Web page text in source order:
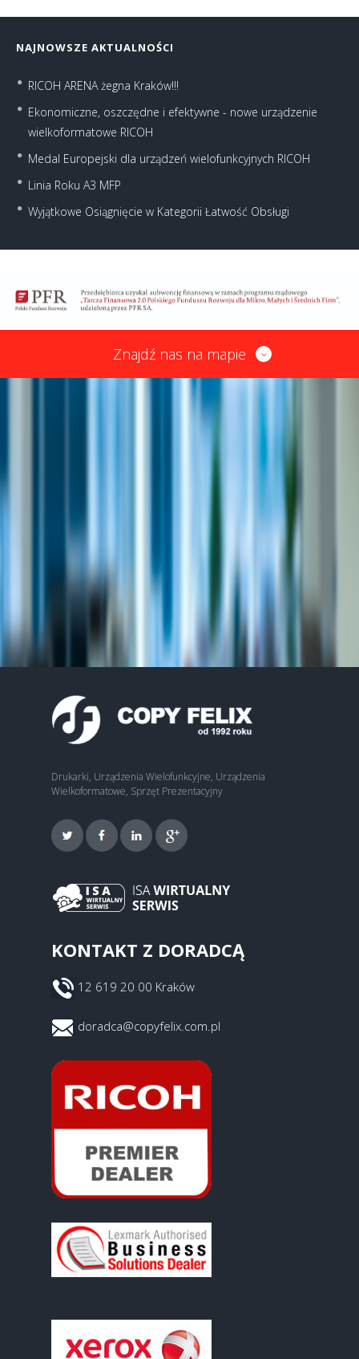
NAJNOWSZE AKTUALNOŚCI
RICOH ARENA żegna Kraków!!!
Ekonomiczne, oszczędne i efektywne - nowe urządzenie
wielkoformatowe RICOH
Medal Europejski dla urządzeń wielofunkcyjnych RICOH
Linia Roku A3 MFP
Wyjątkowe Osiągnięcie w Kategorii Łatwość Obsługi
Znajdź nas na mapie
Drukarki, Urządzenia Wielofunkcyjne, Urządzenia
Wielkoformatowe, Sprzęt Prezentacyjny
KONTAKT Z DORADCĄ
12 619 20 00 Kraków
doradca@copyfelix.com.pl